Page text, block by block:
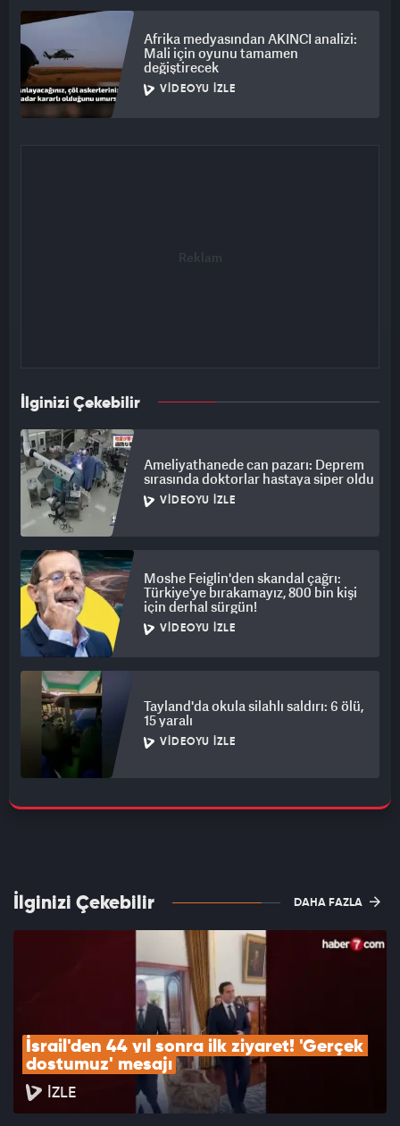
Afrika medyasından AKINCI analizi:
Mali için oyunu tamamen
değiştirecek
VIDEOYU İZLE
İlginizi Çekebilir
Ameliyathanede can pazarı: Deprem
sırasında doktorlar hastaya siper oldu
VIDEOYU İZLE
Moshe Feiglin'den skandal çağrı:
Türkiye'ye bırakamayız, 800 bin kişi
için derhal sürgün!
VIDEOYU İZLE
Tayland'da okula silahlı saldırı: 6 ölü,
15 yaralı
VIDEOYU İZLE
İlginizi Çekebilir DAHA FAZLA
İsrail'den 44 yıl sonra ilk ziyaret! 'Gerçek
dostumuz' mesajı
İZLE